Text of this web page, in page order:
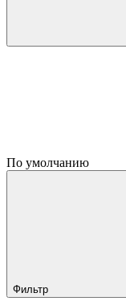
По умолчанию
Фильтр